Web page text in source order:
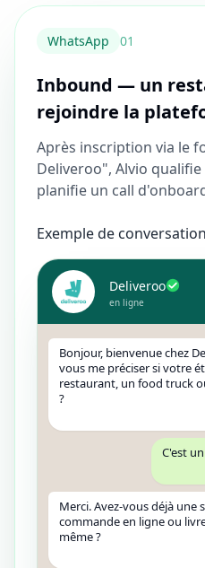
WhatsApp 01
Inbound — un
rejoindre la
Après inscription via le
Deliveroo", Alvio
planifie un call
Exemple de
Deliveroo
en ligne
Bonjour, bienvenue chez
vous me préciser si votre
restaurant, un food truck
?
C'est
Merci. Avez-vous déjà une
commande en ligne ou
même ?